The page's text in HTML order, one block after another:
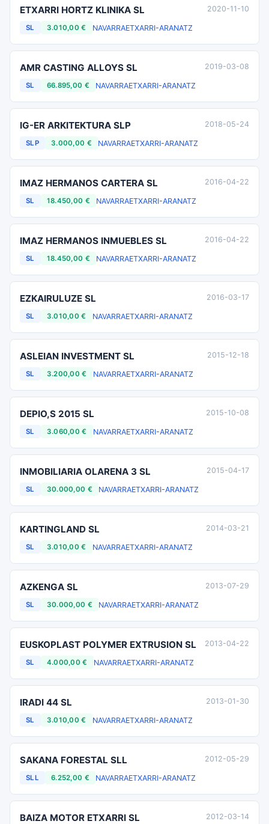
ETXARRI HORTZ KLINIKA SL
SL 3.010,00 € NAVARRAETXARRI-ARANATZ
2020-11-10
AMR CASTING ALLOYS SL
SL 66.895,00 € NAVARRAETXARRI-ARANATZ
2019-03-08
IG-ER ARKITEKTURA SLP
SLP 3.000,00 € NAVARRAETXARRI-ARANATZ
2018-05-24
IMAZ HERMANOS CARTERA SL
SL 18.450,00 € NAVARRAETXARRI-ARANATZ
2016-04-22
IMAZ HERMANOS INMUEBLES SL
SL 18.450,00 € NAVARRAETXARRI-ARANATZ
2016-04-22
EZKAIRULUZE SL
SL 3.010,00 € NAVARRAETXARRI-ARANATZ
2016-03-17
ASLEIAN INVESTMENT SL
SL 3.200,00 € NAVARRAETXARRI-ARANATZ
2015-12-18
DEPIO,S 2015 SL
SL 3.060,00 € NAVARRAETXARRI-ARANATZ
2015-10-08
INMOBILIARIA OLARENA 3 SL
SL 30.000,00 € NAVARRAETXARRI-ARANATZ
2015-04-17
KARTINGLAND SL
SL 3.010,00 € NAVARRAETXARRI-ARANATZ
2014-03-21
AZKENGA SL
SL 30.000,00 € NAVARRAETXARRI-ARANATZ
2013-07-29
EUSKOPLAST POLYMER EXTRUSION SL
SL 4.000,00 € NAVARRAETXARRI-ARANATZ
2013-04-22
IRADI 44 SL
SL 3.010,00 € NAVARRAETXARRI-ARANATZ
2013-01-30
SAKANA FORESTAL SLL
SLL 6.252,00 € NAVARRAETXARRI-ARANATZ
2012-05-29
BAIZA MOTOR ETXARRI SL 2012-03-14